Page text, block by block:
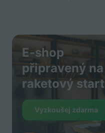
E-shop
připravený na
raketový start
Vyzkoušej zdarma